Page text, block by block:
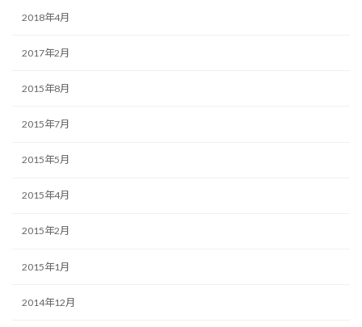
2018年4月
2017年2月
2015年8月
2015年7月
2015年5月
2015年4月
2015年2月
2015年1月
2014年12月